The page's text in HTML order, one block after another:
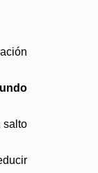
salto